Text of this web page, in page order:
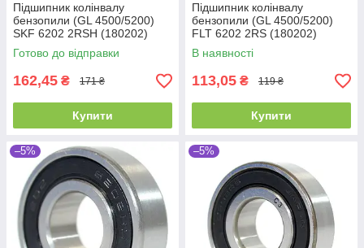
Підшипник колінвалу
бензопили (GL 4500/5200)
SKF 6202 2RSH (180202)
Промислова упаковка
(15x35x11)
Готово до відправки
162,45 ₴ 171 ₴
Купити
Підшипник колінвалу
бензопили (GL 4500/5200)
FLT 6202 2RS (180202)
(15x35x11)
В наявності
113,05 ₴ 119 ₴
Купити
–5% –5%